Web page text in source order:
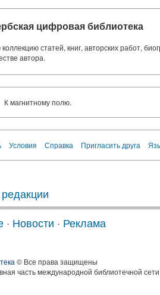
цифровая библиотека
статей, книг, авторских работ,
автора.
К магнитному полю.
Условия Справка Пригласить друга
· Новости · Реклама
© Все права защищены
часть международной библиотечной